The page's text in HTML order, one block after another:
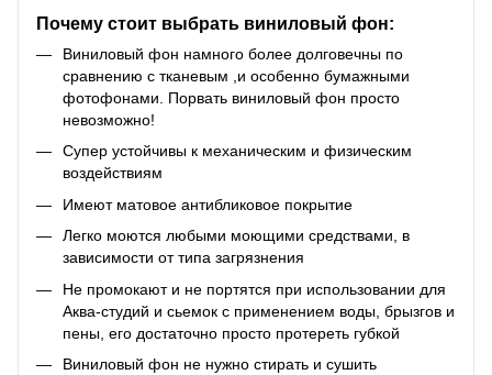
Почему стоит выбрать виниловый фон:
Виниловый фон намного более долговечны по
сравнению с тканевым ,и особенно бумажными
фотофонами. Порвать виниловый фон просто
невозможно!
Супер устойчивы к механическим и физическим
воздействиям
Имеют матовое антибликовое покрытие
Легко моются любыми моющими средствами, в
зависимости от типа загрязнения
Не промокают и не портятся при использовании для
Аква-студий и сьемок с применением воды, брызгов и
пены, его достаточно просто протереть губкой
Виниловый фон не нужно стирать и сушить